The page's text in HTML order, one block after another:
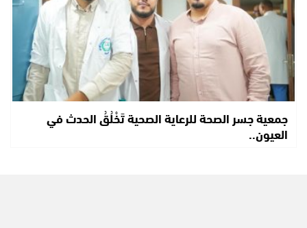
جمعية جسر الصحة للرعاية الصحية تَخْلُقُ الحدث في
العيون..